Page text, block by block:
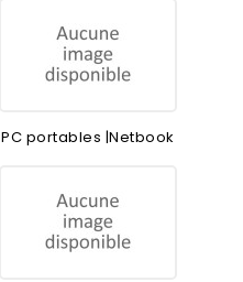
PC portables |Netbook